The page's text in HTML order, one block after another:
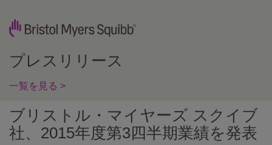
プレスリリース
一覧を見る >
ブリストル・マイヤーズ スクイブ
社、2015年度第3四半期業績を発表